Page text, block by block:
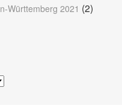
Württemberg 2021 (2)